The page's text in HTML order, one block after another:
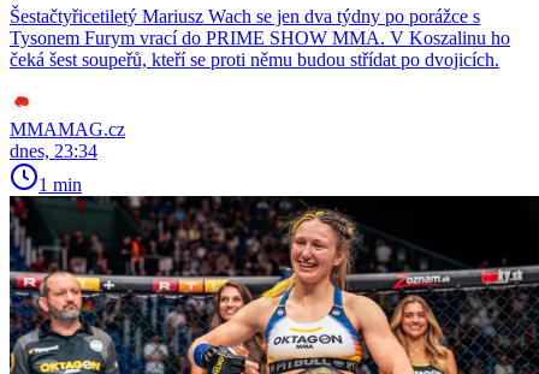
Šestačtyřicetiletý Mariusz Wach se jen dva týdny po porážce s
Tysonem Furym vrací do PRIME SHOW MMA. V Koszalinu ho
čeká šest soupeřů, kteří se proti němu budou střídat po dvojicích.
MMAMAG.cz
dnes, 23:34
1 min